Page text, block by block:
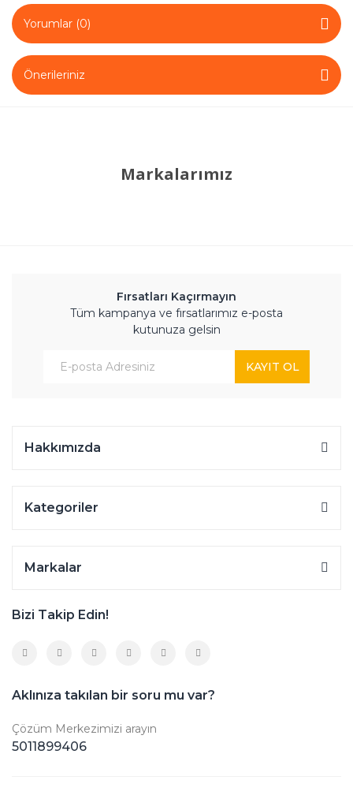
Yorumlar (0)
Önerileriniz
Markalarımız
Fırsatları Kaçırmayın
Tüm kampanya ve fırsatlarımız e-posta
kutunuza gelsin
KAYIT OL
Hakkımızda
Kategoriler
Markalar
Bizi Takip Edin!
Aklınıza takılan bir soru mu var?
Çözüm Merkezimizi arayın
5011899406